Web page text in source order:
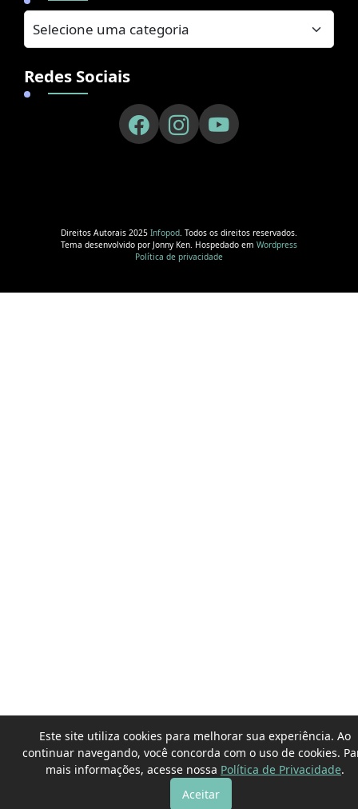
Redes Sociais
Direitos Autorais 2025 Infopod. Todos os direitos reservados.
Tema desenvolvido por Jonny Ken. Hospedado em Wordpress
Política de privacidade
Este site utiliza cookies para melhorar sua experiência. Ao
continuar navegando, você concorda com o uso de cookies.
mais informações, acesse nossa Política de Privacidade.
Aceitar